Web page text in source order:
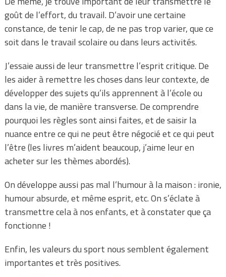
goût de l’effort, du travail. D’avoir une certaine
constance, de tenir le cap, de ne pas trop varier, que ce
soit dans le travail scolaire ou dans leurs activités.
J’essaie aussi de leur transmettre l’esprit critique. De
les aider à remettre les choses dans leur contexte, de
développer des sujets qu’ils apprennent à l’école ou
dans la vie, de manière transverse. De comprendre
pourquoi les règles sont ainsi faites, et de saisir la
nuance entre ce qui ne peut être négocié et ce qui peut
l’être (les livres m’aident beaucoup, j’aime leur en
acheter sur les thèmes abordés).
On développe aussi pas mal l’humour à la maison : ironie,
humour absurde, et même esprit, etc. On s’éclate à
transmettre cela à nos enfants, et à constater que ça
fonctionne !
Enfin, les valeurs du sport nous semblent également
importantes et très positives.